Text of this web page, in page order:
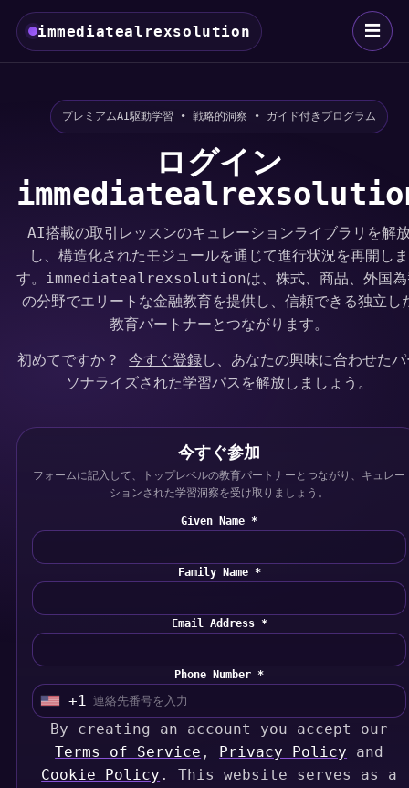
immediatealrexsolution ☰
プレミアムAI駆動学習 • 戦略的洞察 • ガイド付きプログラム
ログイン
AI搭載の取引レッスンのキュレーションライブラリを解
し、構造化されたモジュールを通じて進行状況を再開しま
す。immediatealrexsolutionは、株式、商品、外国為
の分野でエリートな金融教育を提供し、信頼できる独立し
教育パートナーとつながります。
初めてですか？今すぐ登録し、あなたの興味に合わせた
ソナライズされた学習パスを解放しましょう。
今すぐ参加
フォームに記入して、トップレベルの教育パートナーとつながり、キュレー
ションされた学習洞察を受け取りましょう。
Given Name *
Family Name *
Email Address *
Phone Number *
U
n
i
t
+1
By creating an account you accept our
Terms of Service , Privacy Policy and
Cookie Policy . This website serves as a